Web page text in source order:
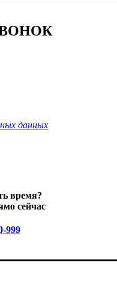
данных
время?
сейчас
999